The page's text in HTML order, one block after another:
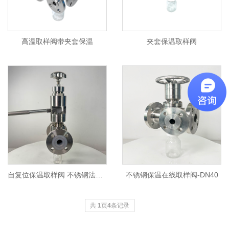
高温取样阀带夹套保温 夹套保温取样阀
不锈钢保温在线取样阀-DN40
共 1页4条记录